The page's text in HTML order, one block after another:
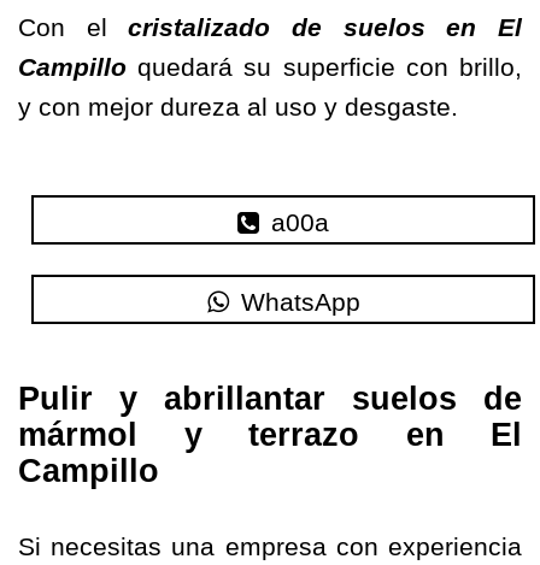
Con elcristalizado de suelos en El
Campillo quedará su superficie con brillo,
y con mejor dureza al uso y desgaste.
a00a
WhatsApp
Pulir y abrillantar suelos de
mármol y terrazo en El
Campillo
Si necesitas una empresa con experiencia